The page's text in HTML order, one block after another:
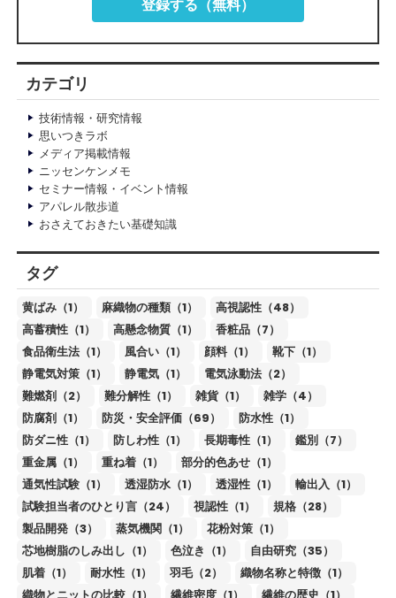
登録する（無料）
カテゴリ
技術情報・研究情報
思いつきラボ
メディア掲載情報
ニッセンケンメモ
セミナー情報・イベント情報
アパレル散歩道
おさえておきたい基礎知識
タグ
黄ばみ（1） 麻織物の種類（1）
高視認性（48）
高蓄積性（1）
高懸念物質（1）
香粧品（7）
食品衛生法（1）
風合い（1） 顔料（1）
靴下（1）
静電気対策（1）
静電気（1）
電気泳動法（2）
難燃剤（2）
難分解性（1） 雑貨（1）
雑学（4）
防腐剤（1）
防災・安全評価（69）
防水性（1）
防ダニ性（1）
防しわ性（1） 長期毒性（1）
鑑別（7）
重金属（1）
重ね着（1）
部分的色あせ（1）
通気性試験（1）
透湿防水（1） 透湿性（1）
輸出入（1）
試験担当者のひとり言（24）
視認性（1）
規格（28）
製品開発（3）
蒸気機関（1）
花粉対策（1）
芯地樹脂のしみ出し（1）
色泣き（1）
自由研究（35）
肌着（1）
耐水性（1） 羽毛（2）
織物名称と特徴（1）
織物とニットの比較（1）
繊維密度（1）
繊維の歴史（1）